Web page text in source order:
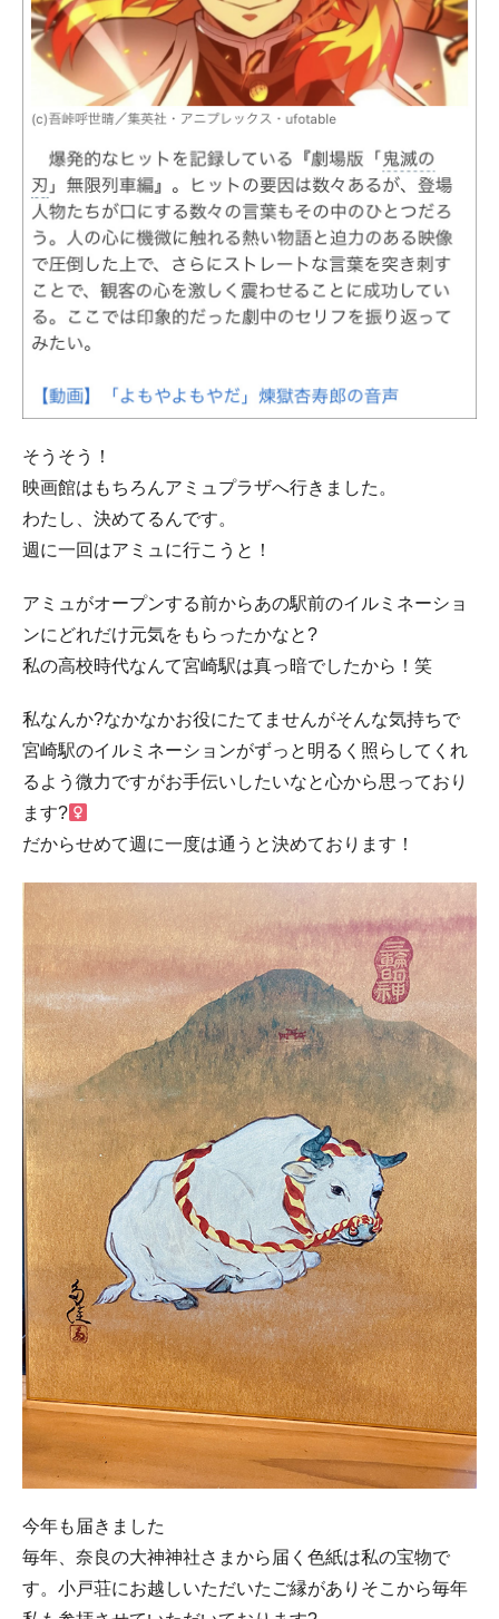
そうそう！
映画館はもちろんアミュプラザへ行きました。
わたし、決めてるんです。
週に一回はアミュに行こうと！
アミュがオープンする前からあの駅前のイルミネーショ
ンにどれだけ元気をもらったかなと?
私の高校時代なんて宮崎駅は真っ暗でしたから！笑
私なんか?なかなかお役にたてませんがそんな気持ちで
宮崎駅のイルミネーションがずっと明るく照らしてくれ
るよう微力ですがお手伝いしたいなと心から思っており
ます?‍
だからせめて週に一度は通うと決めております！
今年も届きました
毎年、奈良の大神神社さまから届く色紙は私の宝物で
す。小戸荘にお越しいただいたご縁がありそこから毎年